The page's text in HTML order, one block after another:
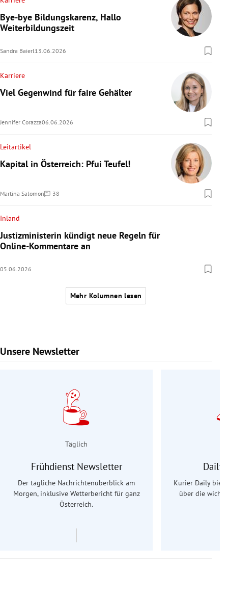
Bye-bye Bildungskarenz, Hallo
Weiterbildungszeit
Sandra Baierl13.06.2026
Karriere
Viel Gegenwind für faire Gehälter
Jennifer Corazza06.06.2026
Leitartikel
Kapital in Österreich: Pfui Teufel!
Martina Salomon 38
Kommentare
Inland
Justizministerin kündigt neue Regeln für
Online-Kommentare an
05.06.2026
Mehr Kolumnen lesen
Unsere Newsletter
Slide 1 von 9
Täglich
Frühdienst Newsletter
Der tägliche Nachrichtenüberblick am
Morgen, inklusive Wetterbericht für ganz
Österreich.
Daily
Kurier Daily
über die